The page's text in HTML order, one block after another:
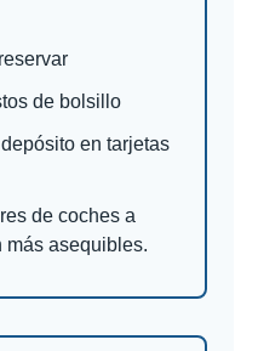
de bolsillo
en tarjetas
de coches a
más asequibles.